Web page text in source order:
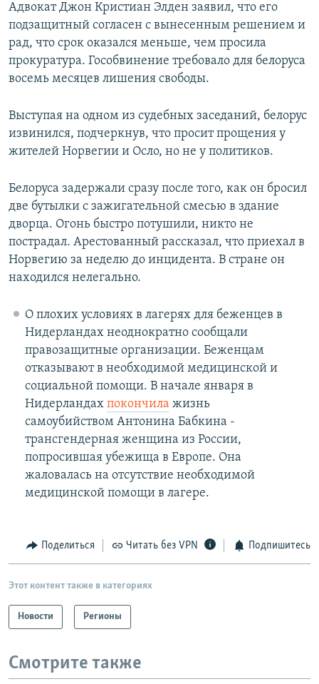
Адвокат Джон Кристиан Элден заявил, что его
подзащитный согласен с вынесенным решением и
рад, что срок оказался меньше, чем просила
прокуратура. Гособвинение требовало для белоруса
восемь месяцев лишения свободы.
Выступая на одном из судебных заседаний, белорус
извинился, подчеркнув, что просит прощения у
жителей Норвегии и Осло, но не у политиков.
Белоруса задержали сразу после того, как он бросил
две бутылки с зажигательной смесью в здание
дворца. Огонь быстро потушили, никто не
пострадал. Арестованный рассказал, что приехал в
Норвегию за неделю до инцидента. В стране он
находился нелегально.
О плохих условиях в лагерях для беженцев в
Нидерландах неоднократно сообщали
правозащитные организации. Беженцам
отказывают в необходимой медицинской и
социальной помощи. В начале января в
Нидерландах покончила жизнь
самоубийством Антонина Бабкина -
трансгендерная женщина из России,
попросившая убежища в Европе. Она
жаловалась на отсутствие необходимой
медицинской помощи в лагере.
Поделиться Читать без VPN Подпишитесь
Этот контент также в категориях
Новости Регионы
Смотрите также